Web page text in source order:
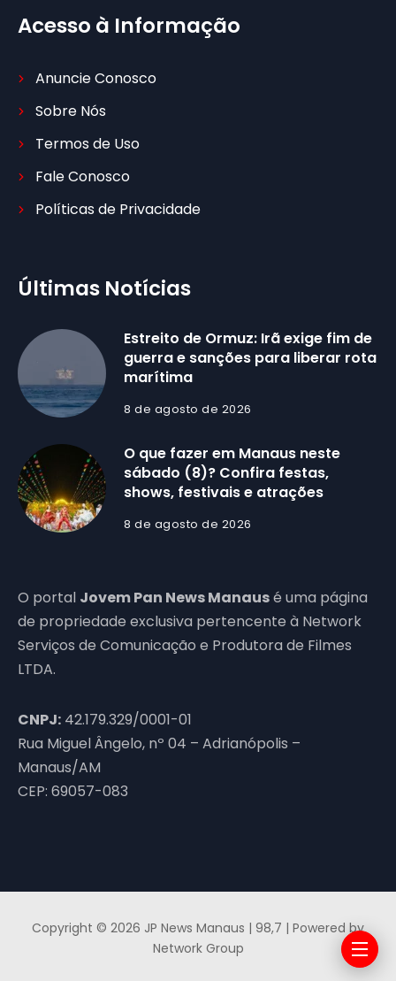
Acesso à Informação
Anuncie Conosco
Sobre Nós
Termos de Uso
Fale Conosco
Políticas de Privacidade
Últimas Notícias
Estreito de Ormuz: Irã exige fim de
guerra e sanções para liberar rota
marítima
8 de agosto de 2026
O que fazer em Manaus neste
sábado (8)? Confira festas,
shows, festivais e atrações
8 de agosto de 2026
O portal Jovem Pan News Manausé uma página
de propriedade exclusiva pertencente à Network
Serviços de Comunicação e Produtora de Filmes
LTDA.
CNPJ: 42.179.329/0001-01
Rua Miguel Ângelo, nº 04 – Adrianópolis –
Manaus/AM
CEP: 69057-083
Copyright © 2026 JP News Manaus | 98,7 | Powered by
Network Group